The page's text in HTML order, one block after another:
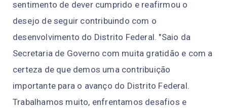
sentimento de dever cumprido e reafirmou o
desejo de seguir contribuindo com o
desenvolvimento do Distrito Federal. "Saio da
Secretaria de Governo com muita gratidão e com a
certeza de que demos uma contribuição
importante para o avanço do Distrito Federal.
Trabalhamos muito, enfrentamos desafios e